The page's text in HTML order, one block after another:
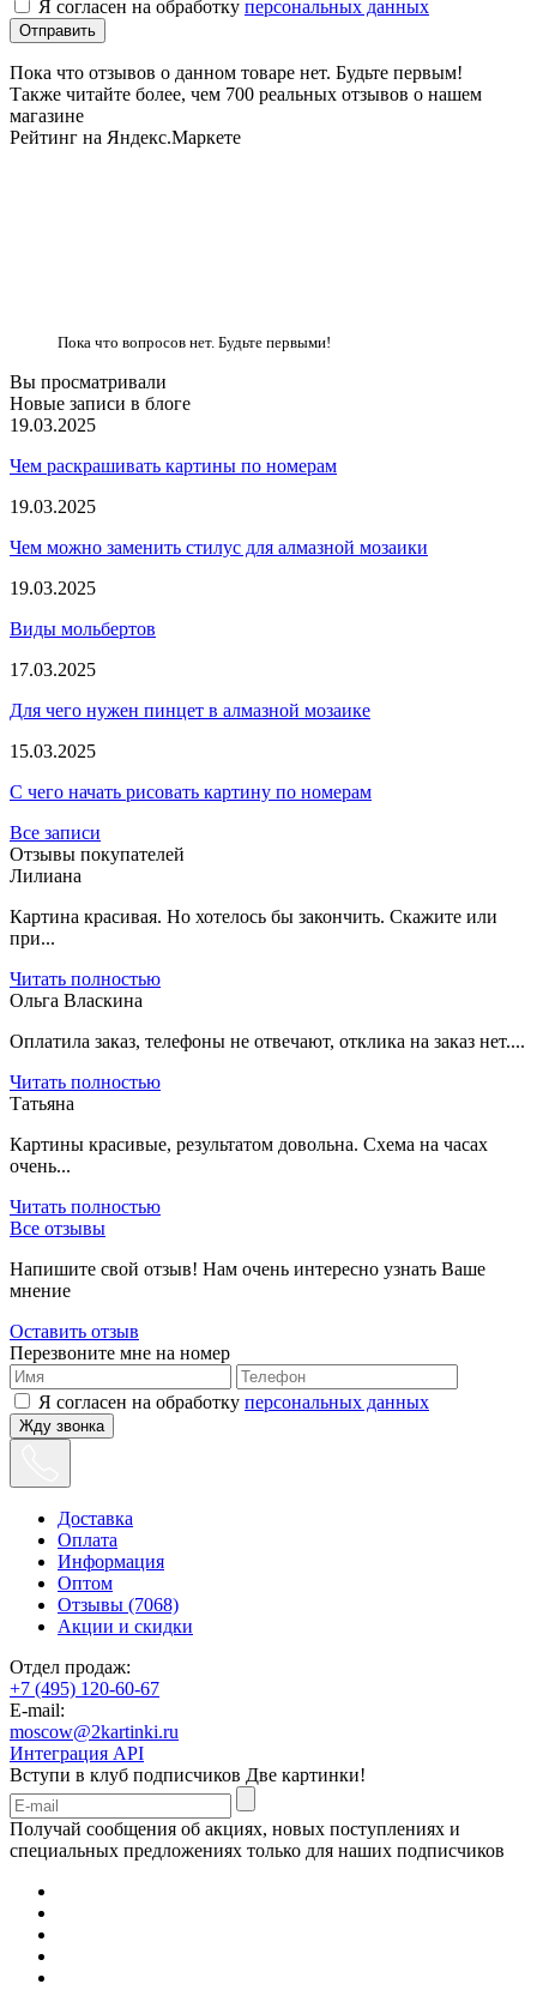
Я согласен на обработку персональных данных
Пока что отзывов о данном товаре нет. Будьте первым!
Также читайте более, чем 700 реальных отзывов о нашем
магазине
Рейтинг на Яндекс.Маркете
Пока что вопросов нет. Будьте первыми!
Вы просматривали
Новые записи в блоге
19.03.2025
Чем раскрашивать картины по номерам
19.03.2025
Чем можно заменить стилус для алмазной мозаики
19.03.2025
Виды мольбертов
17.03.2025
Для чего нужен пинцет в алмазной мозаике
15.03.2025
С чего начать рисовать картину по номерам
Все записи
Отзывы покупателей
Лилиана
Картина красивая. Но хотелось бы закончить. Скажите или
при...
Читать полностью
Ольга Власкина
Оплатила заказ, телефоны не отвечают, отклика на заказ нет....
Читать полностью
Татьяна
Картины красивые, результатом довольна. Схема на часах
очень...
Читать полностью
Все отзывы
Напишите свой отзыв! Нам очень интересно узнать Ваше
мнение
Оставить отзыв
Перезвоните мне на номер
Я согласен на обработку персональных данных
Жду звонка
Доставка
Оплата
Информация
Оптом
Отзывы (7068)
Акции и скидки
Отдел продаж:
+7 (495) 120-60-67
E-mail:
moscow@2kartinki.ru
Интеграция API
Вступи в клуб подписчиков Две картинки!
Получай сообщения об акциях, новых поступлениях и
специальных предложениях только для наших подписчиков